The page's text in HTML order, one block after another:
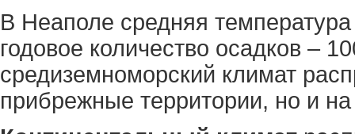
В Неаполе средняя температура
годовое количество осадков –
средиземноморский климат
прибрежные территории, но и